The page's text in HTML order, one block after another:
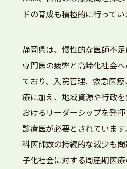
ドの育成も積極的に行ってい
静岡県は、慢性的な医師不
専門医の疲弊と高齢化社会
ており、入院管理、救急医
療に加え、地域資源や行政
おけるリーダーシップを発
診療医が必要とされていま
科医師数の持続的な減少も
子化社会に対する周産期医